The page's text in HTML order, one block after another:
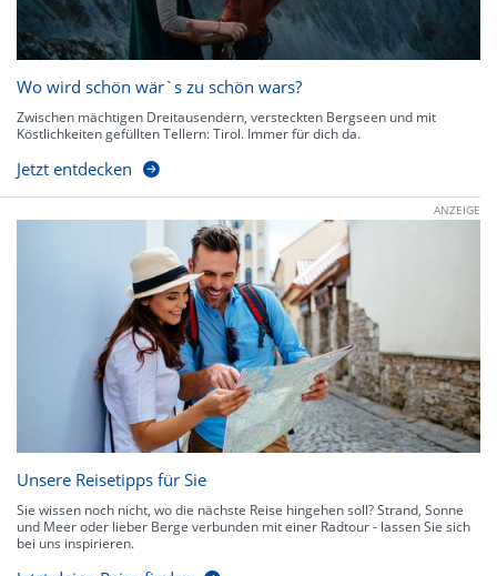
Wo wird schön wär`s zu schön wars?
Zwischen mächtigen Dreitausendern, versteckten Bergseen und mit
Köstlichkeiten gefüllten Tellern: Tirol. Immer für dich da.
Jetzt entdecken
ANZEIGE
Unsere Reisetipps für Sie
Sie wissen noch nicht, wo die nächste Reise hingehen soll? Strand, Sonne
und Meer oder lieber Berge verbunden mit einer Radtour - lassen Sie sich
bei uns inspirieren.